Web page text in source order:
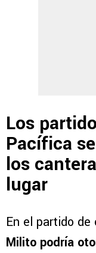
Los
Pacífica
los
lugar
En el partido
Milito podría